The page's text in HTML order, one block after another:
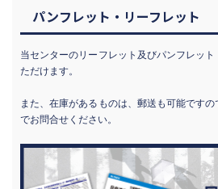
パンフレット・リーフレット
当センターのリーフレット及びパンフレッ
ただけます。
また、在庫があるものは、郵送も可能です
でお問合せください。